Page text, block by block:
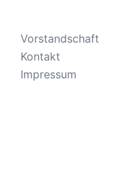
Vorstandschaft
Kontakt
Impressum